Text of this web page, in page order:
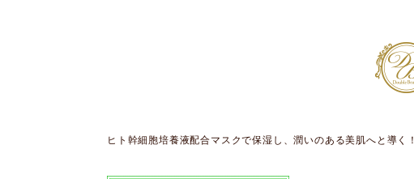
ヒト幹細胞培養液配合マスクで保湿し、潤いのある美肌へと導く！